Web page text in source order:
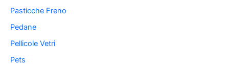
Pasticche Freno
Pedane
Pellicole Vetri
Pets